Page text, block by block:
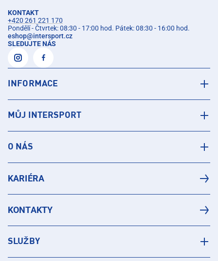
KONTAKT
+420 261 221 170
Pondělí - Čtvrtek: 08:30 - 17:00 hod. Pátek: 08:30 - 16:00 hod.
eshop@intersport.cz
SLEDUJTE NÁS
INFORMACE
MŮJ INTERSPORT
O NÁS
KARIÉRA
KONTAKTY
SLUŽBY